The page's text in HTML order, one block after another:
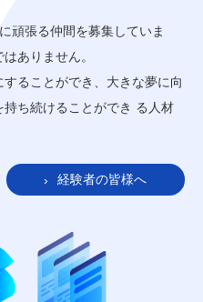
頑張る仲間を募集していま
ありません。
ることができ、大きな夢に向
ち続けることができ る人材
› 経験者の皆様へ